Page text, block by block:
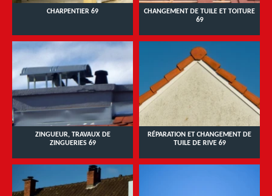
CHARPENTIER 69
CHANGEMENT DE TUILE ET TOITURE
69
ZINGUEUR, TRAVAUX DE
ZINGUERIES 69
RÉPARATION ET CHANGEMENT DE
TUILE DE RIVE 69